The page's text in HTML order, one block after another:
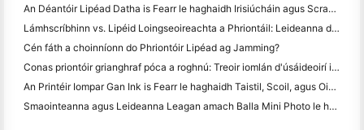
An Déantóir Lipéad Datha is Fearr le haghaidh Irisiúcháin agus Scrapbooking: Cuir Tuilleadh Datha le Gach Leathanach
Lámhscríbhinn vs. Lipéid Loingseoireachta a Phriontáil: Leideanna do Ghnólachtaí Beaga in 2026
Cén fáth a choinníonn do Phriontóir Lipéad ag Jamming?
Conas priontóir grianghraf póca a roghnú: Treoir iomlán d'úsáideoirí iris, taistil agus iPhone
An Printéir Iompar Gan Ink is Fearr le haghaidh Taistil, Scoil, agus Oibre Soghluaiste: Athbhreithniú Hanin MT620 Pro
Smaointeanna agus Leideanna Leagan amach Balla Mini Photo le haghaidh maisiú seomra leapa agus dormitory